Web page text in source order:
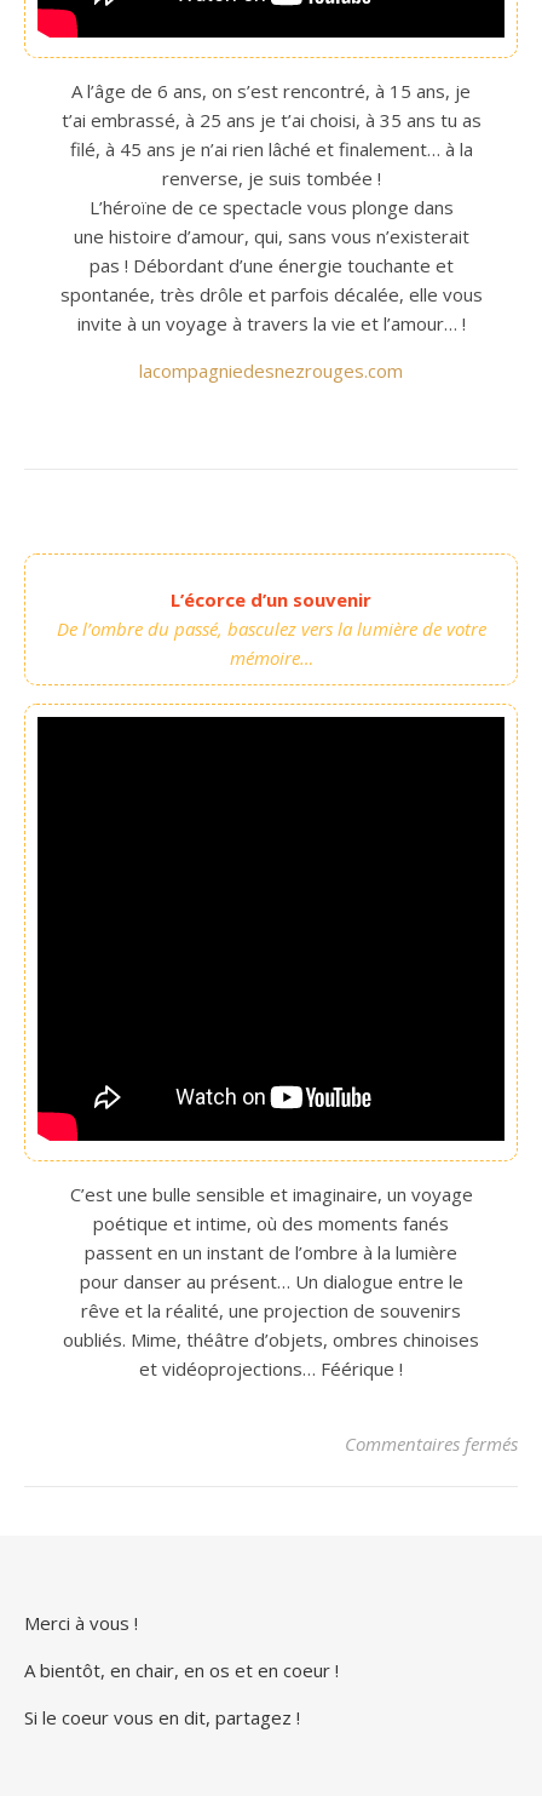
A l’âge de 6 ans, on s’est rencontré, à 15 ans, je
t’ai embrassé, à 25 ans je t’ai choisi, à 35 ans tu as
filé, à 45 ans je n’ai rien lâché et finalement… à la
renverse, je suis tombée !
L’héroïne de ce spectacle vous plonge dans
une histoire d’amour, qui, sans vous n’existerait
pas ! Débordant d’une énergie touchante et
spontanée, très drôle et parfois décalée, elle vous
invite à un voyage à travers la vie et l’amour… !
lacompagniedesnezrouges.com
L’écorce d’un souvenir
De l’ombre du passé, basculez vers la lumière de votre
mémoire…
C’est une bulle sensible et imaginaire, un voyage
poétique et intime, où des moments fanés
passent en un instant de l’ombre à la lumière
pour danser au présent… Un dialogue entre le
rêve et la réalité, une projection de souvenirs
oubliés. Mime, théâtre d’objets, ombres chinoises
et vidéoprojections… Féérique !
Commentaires fermés
Merci à vous !
A bientôt, en chair, en os et en coeur !
Si le coeur vous en dit, partagez !